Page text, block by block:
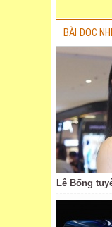
BÀI ĐỌC
Lê Bống